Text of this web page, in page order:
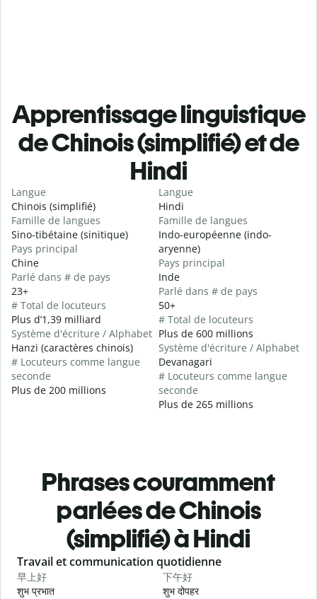
Apprentissage linguistique
de Chinois (simplifié) et de
Hindi
Langue
Chinois (simplifié)
Famille de langues
Sino-tibétaine (sinitique)
Pays principal
Chine
Parlé dans # de pays
23+
# Total de locuteurs
Plus d’1,39 milliard
Système d'écriture / Alphabet
Hanzi (caractères chinois)
# Locuteurs comme langue
seconde
Plus de 200 millions
Langue
Hindi
Famille de langues
Indo-européenne (indo-
aryenne)
Pays principal
Inde
Parlé dans # de pays
50+
# Total de locuteurs
Plus de 600 millions
Système d'écriture / Alphabet
Devanagari
# Locuteurs comme langue
seconde
Plus de 265 millions
Phrases couramment
parlées de Chinois
(simplifié) à Hindi
Slide 1 of 6
Travail et communication quotidienne
早上好
शुभ प्रभात
下午好
शुभ दोपहर